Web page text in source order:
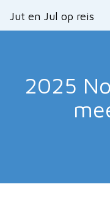
Jut en Jul op reis
Primary
Menu
Jut en Jul op reis
2025